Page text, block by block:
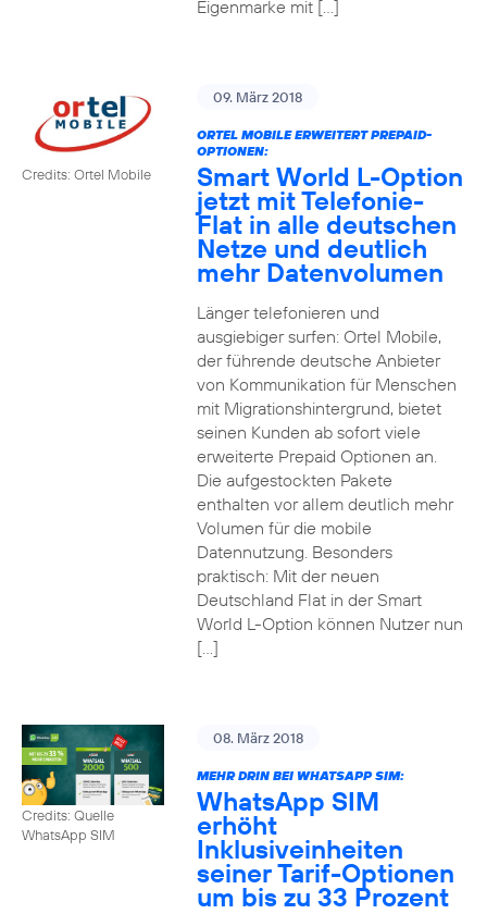
Eigenmarke mit […]
Credits: Ortel Mobile
09. März 2018
ORTEL MOBILE ERWEITERT PREPAID-
OPTIONEN:
Smart World L-Option
jetzt mit Telefonie-
Flat in alle deutschen
Netze und deutlich
mehr Datenvolumen
Länger telefonieren und
ausgiebiger surfen: Ortel Mobile,
der führende deutsche Anbieter
von Kommunikation für Menschen
mit Migrationshintergrund, bietet
seinen Kunden ab sofort viele
erweiterte Prepaid Optionen an.
Die aufgestockten Pakete
enthalten vor allem deutlich mehr
Volumen für die mobile
Datennutzung. Besonders
praktisch: Mit der neuen
Deutschland Flat in der Smart
World L-Option können Nutzer nun
[…]
Credits: Quelle
WhatsApp SIM
08. März 2018
MEHR DRIN BEI WHATSAPP SIM:
WhatsApp SIM
erhöht
Inklusiveinheiten
seiner Tarif-Optionen
um bis zu 33 Prozent